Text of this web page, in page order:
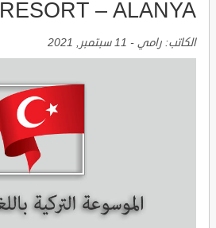
RESORT – ALANYA
الكاتب: رامي - 11 سبتمبر, 2021